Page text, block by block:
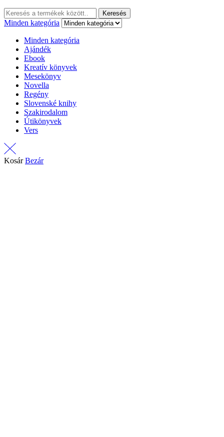
Keresés:
Keresés
Minden kategória
Minden kategória
Ajándék
Ebook
Kreatív könyvek
Mesekönyv
Novella
Regény
Slovenské knihy
Szakirodalom
Útikönyvek
Vers
Kosár Bezár